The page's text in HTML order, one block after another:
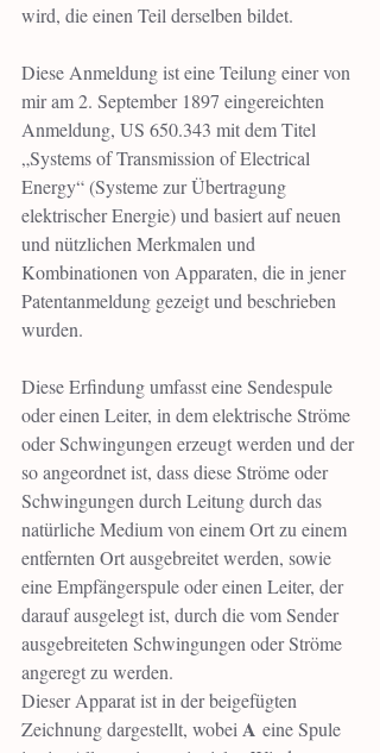
wird, die einen Teil derselben bildet.
Diese Anmeldung ist eine Teilung einer von
mir am 2. September 1897 eingereichten
Anmeldung, US 650.343 mit dem Titel
„Systems of Transmission of Electrical
Energy“ (Systeme zur Übertragung
elektrischer Energie) und basiert auf neuen
und nützlichen Merkmalen und
Kombinationen von Apparaten, die in jener
Patentanmeldung gezeigt und beschrieben
wurden.
Diese Erfindung umfasst eine Sendespule
oder einen Leiter, in dem elektrische Ströme
oder Schwingungen erzeugt werden und der
so angeordnet ist, dass diese Ströme oder
Schwingungen durch Leitung durch das
natürliche Medium von einem Ort zu einem
entfernten Ort ausgebreitet werden, sowie
eine Empfängerspule oder einen Leiter, der
darauf ausgelegt ist, durch die vom Sender
ausgebreiteten Schwingungen oder Ströme
angeregt zu werden.
Dieser Apparat ist in der beigefügten
Zeichnung dargestellt, wobei A eine Spule